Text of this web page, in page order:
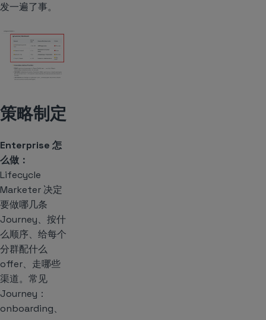
发一遍了事。
策略制定
Enterprise 怎
么做：
Lifecycle
Marketer 决定
要做哪几条
Journey、按什
么顺序、给每个
分群配什么
offer、走哪些
渠道。常见
Journey：
onboarding、